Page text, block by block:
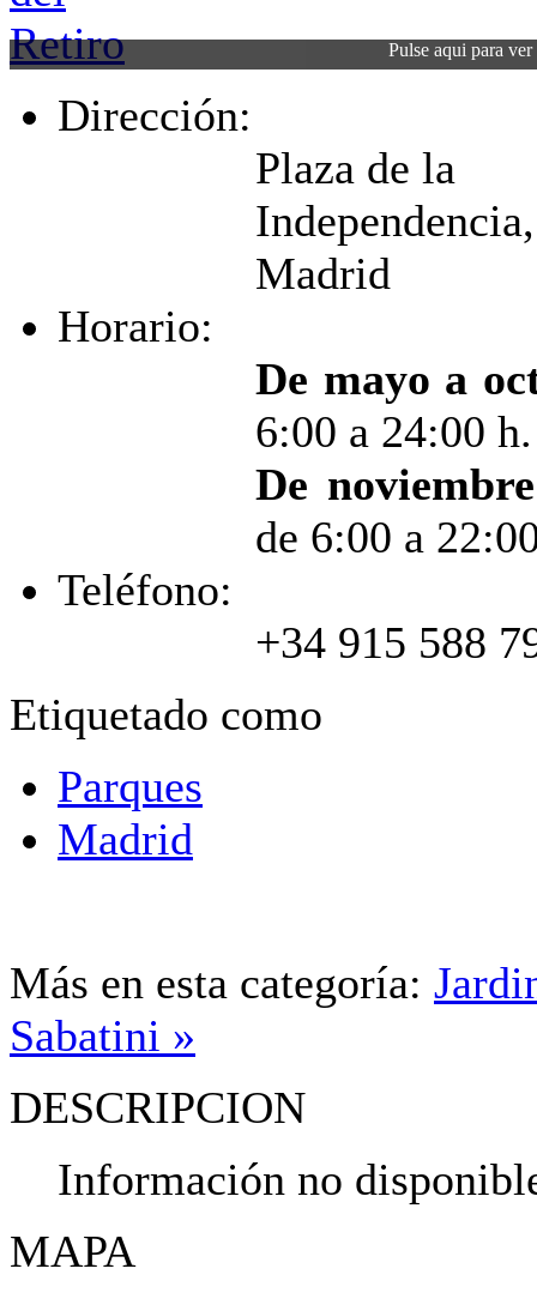
Pulse aqui para
Dirección:
Plaza de la
Madrid
Horario:
De mayo a
6:00 a 24:00 h.
De
de 6:00 a
Teléfono:
+34 915 588
Etiquetado como
Parques
Madrid
Más en esta categoría:
Sabatini »
DESCRIPCION
Información no
MAPA